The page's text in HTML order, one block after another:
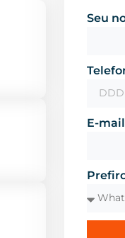
Seu
E-mail